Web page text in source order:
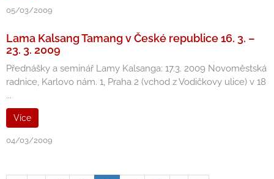
05/03/2009
Lama Kalsang Tamang v České republice 16. 3. –
23. 3. 2009
Přednášky a seminář Lamy Kalsanga: 17.3. 2009 Novoměstská
radnice, Karlovo nám. 1, Praha 2 (vchod z Vodičkovy ulice) v 18
...
Více
04/03/2009